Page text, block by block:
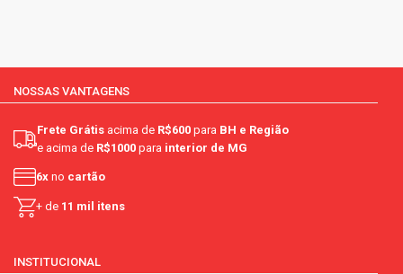
NOSSAS VANTAGENS
Frete Grátis acima de R$600 para BH e Região
e acima de R$1000 para interior de MG
6x no cartão
+ de 11 mil itens
INSTITUCIONAL